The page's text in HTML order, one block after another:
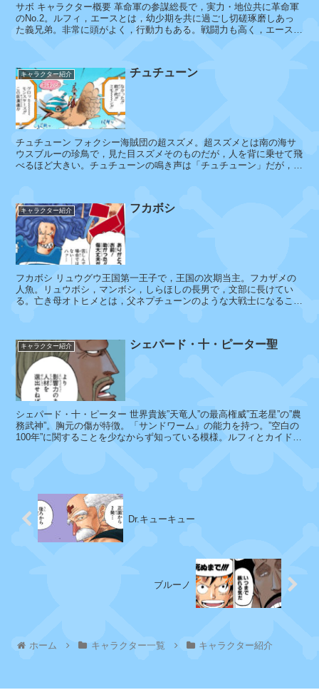
リ
ー
ピ
ー
プ
リ
ー
・
ル
タ
イ
ル
ス
ト
ィ
ラ
ノ
サ
ウ
サボ キャラクター概要 革命軍の参謀総長で，実力・地位共に革命軍
のNo.2。ルフィ，エースとは，幼少期を共に過ごし切磋琢磨しあっ
た義兄弟。非常に頭がよく，行動力もある。戦闘力も高く，エースの
キャラクター紹介 チュチューン
チュチューン フォクシー海賊団の超スズメ。超スズメとは南の海サ
ウスブルーの珍鳥で，見た目スズメそのものだが，人を背に乗せて飛
べるほど大きい。チュチューンの鳴き声は「チュチューン」だが，こ
キャラクター紹介 フカボシ
フカボシ リュウグウ王国第一王子で，王国の次期当主。フカザメの
人魚。リュウボシ，マンボシ，しらほしの長男で，文部に長けてい
る。亡き母オトヒメとは，父ネプチューンのような大戦士になること
キャラクター紹介 シェパード・十・ピーター聖
シェパード・十・ピーター 世界貴族”天竜人”の最高権威”五老星”の”農
務武神”。胸元の傷が特徴。「サンドワーム」の能力を持つ。”空白の
100年”に関することを少なからず知っている模様。ルフィとカイドウ
Dr.キューキュー
ブルーノ
ホーム キャラクター一覧 キャラクター紹介